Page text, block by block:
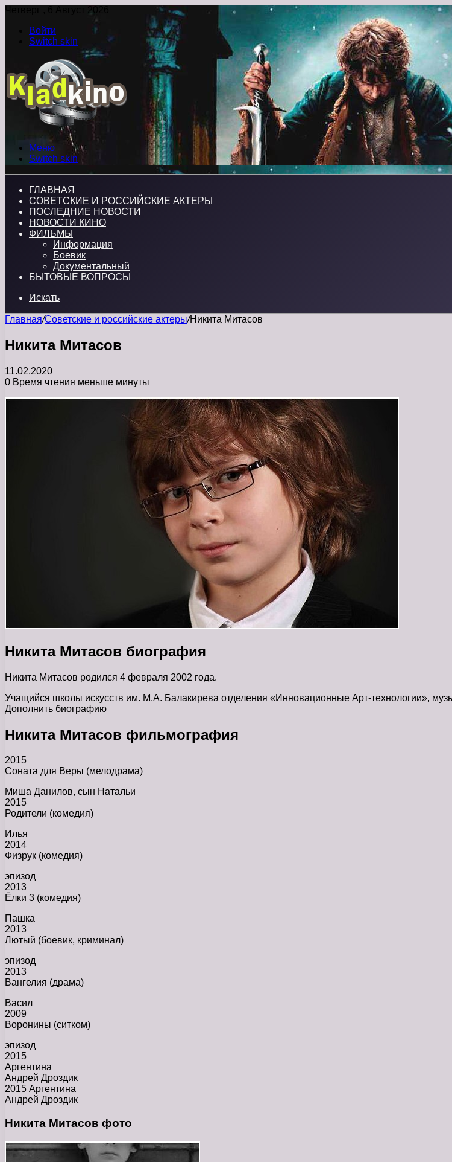
Четверг , 6 Август 2026
Войти
Switch skin
Меню
Switch skin
ГЛАВНАЯ
СОВЕТСКИЕ И РОССИЙСКИЕ АКТЕРЫ
ПОСЛЕДНИЕ НОВОСТИ
НОВОСТИ КИНО
ФИЛЬМЫ
Информация
Боевик
Документальный
БЫТОВЫЕ ВОПРОСЫ
Искать
Главная/Советские и российские актеры/Никита Митасов
Никита Митасов
11.02.2020
0 Время чтения меньше минуты
Никита Митасов биография
Никита Митасов родился 4 февраля 2002 года.
Учащийся школы искусств им. М.А. Балакирева отделения «Инновационные Арт-технологии»,
Дополнить биографию
Никита Митасов фильмография
2015
Соната для Веры (мелодрама)
Миша Данилов, сын Натальи
2015
Родители (комедия)
Илья
2014
Физрук (комедия)
эпизод
2013
Ёлки 3 (комедия)
Пашка
2013
Лютый (боевик, криминал)
эпизод
2013
Вангелия (драма)
Васил
2009
Воронины (ситком)
эпизод
2015
Аргентина
Андрей Дроздик
2015 Аргентина
Андрей Дроздик
Никита Митасов фото